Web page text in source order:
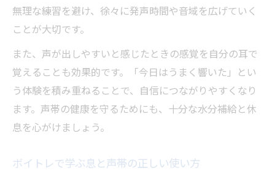
無理な練習を避け、徐々に発声時間や音域を広げていく
ことが大切です。
また、声が出しやすいと感じたときの感覚を自分の耳で
覚えることも効果的です。「今日はうまく響いた」とい
う体験を積み重ねることで、自信につながりやすくなり
ます。声帯の健康を守るためにも、十分な水分補給と休
息を心がけましょう。
ボイトレで学ぶ息と声帯の正しい使い方